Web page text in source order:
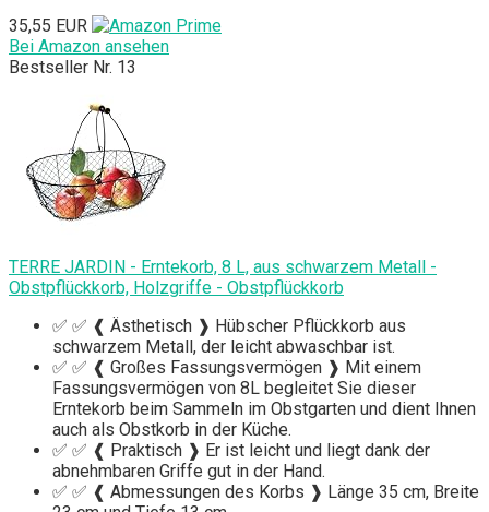
35,55 EUR
Bei Amazon ansehen
Bestseller Nr. 13
TERRE JARDIN - Erntekorb, 8 L, aus schwarzem Metall -
Obstpflückkorb, Holzgriffe - Obstpflückkorb
✅ ✅ ❰ Ästhetisch ❱ Hübscher Pflückkorb aus
schwarzem Metall, der leicht abwaschbar ist.
✅ ✅ ❰ Großes Fassungsvermögen ❱ Mit einem
Fassungsvermögen von 8L begleitet Sie dieser
Erntekorb beim Sammeln im Obstgarten und dient Ihnen
auch als Obstkorb in der Küche.
✅ ✅ ❰ Praktisch ❱ Er ist leicht und liegt dank der
abnehmbaren Griffe gut in der Hand.
✅ ✅ ❰ Abmessungen des Korbs ❱ Länge 35 cm, Breite